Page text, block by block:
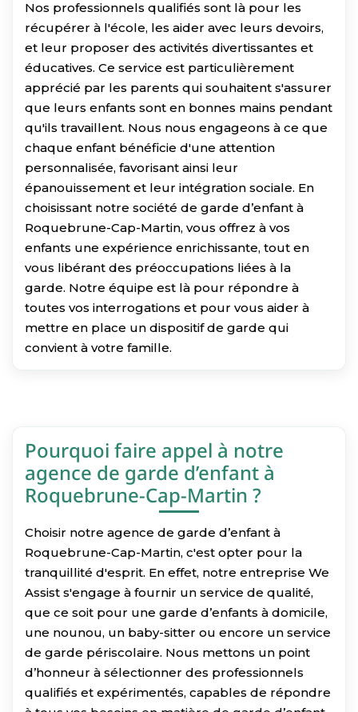
Nos professionnels qualifiés sont là pour les
récupérer à l'école, les aider avec leurs devoirs,
et leur proposer des activités divertissantes et
éducatives. Ce service est particulièrement
apprécié par les parents qui souhaitent s'assurer
que leurs enfants sont en bonnes mains pendant
qu'ils travaillent. Nous nous engageons à ce que
chaque enfant bénéficie d'une attention
personnalisée, favorisant ainsi leur
épanouissement et leur intégration sociale. En
choisissant notre société de garde d’enfant à
Roquebrune-Cap-Martin, vous offrez à vos
enfants une expérience enrichissante, tout en
vous libérant des préoccupations liées à la
garde. Notre équipe est là pour répondre à
toutes vos interrogations et pour vous aider à
mettre en place un dispositif de garde qui
convient à votre famille.
Pourquoi faire appel à notre
agence de garde d’enfant à
Roquebrune-Cap-Martin ?
Choisir notre agence de garde d’enfant à
Roquebrune-Cap-Martin, c'est opter pour la
tranquillité d'esprit. En effet, notre entreprise We
Assist s'engage à fournir un service de qualité,
que ce soit pour une garde d’enfants à domicile,
une nounou, un baby-sitter ou encore un service
de garde périscolaire. Nous mettons un point
d’honneur à sélectionner des professionnels
qualifiés et expérimentés, capables de répondre